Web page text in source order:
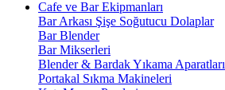
Cafe ve Bar Ekipmanları
Bar Arkası Şişe Soğutucu Dolaplar
Bar Blender
Bar Mikserleri
Blender & Bardak Yıkama Aparatları
Portakal Sıkma Makineleri